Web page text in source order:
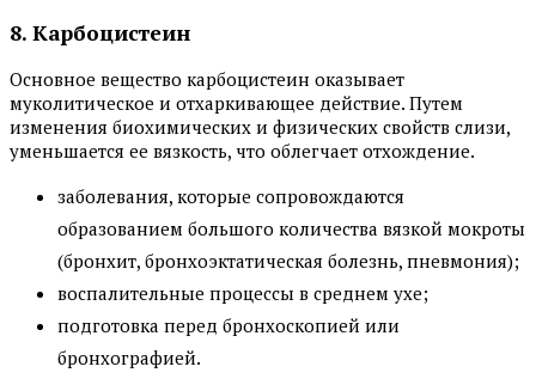
8. Карбоцистеин
Основное вещество карбоцистеин оказывает
муколитическое и отхаркивающее действие. Путем
изменения биохимических и физических свойств слизи,
уменьшается ее вязкость, что облегчает отхождение.
заболевания, которые сопровождаются
образованием большого количества вязкой мокроты
(бронхит, бронхоэктатическая болезнь, пневмония);
воспалительные процессы в среднем ухе;
подготовка перед бронхоскопией или
бронхографией.